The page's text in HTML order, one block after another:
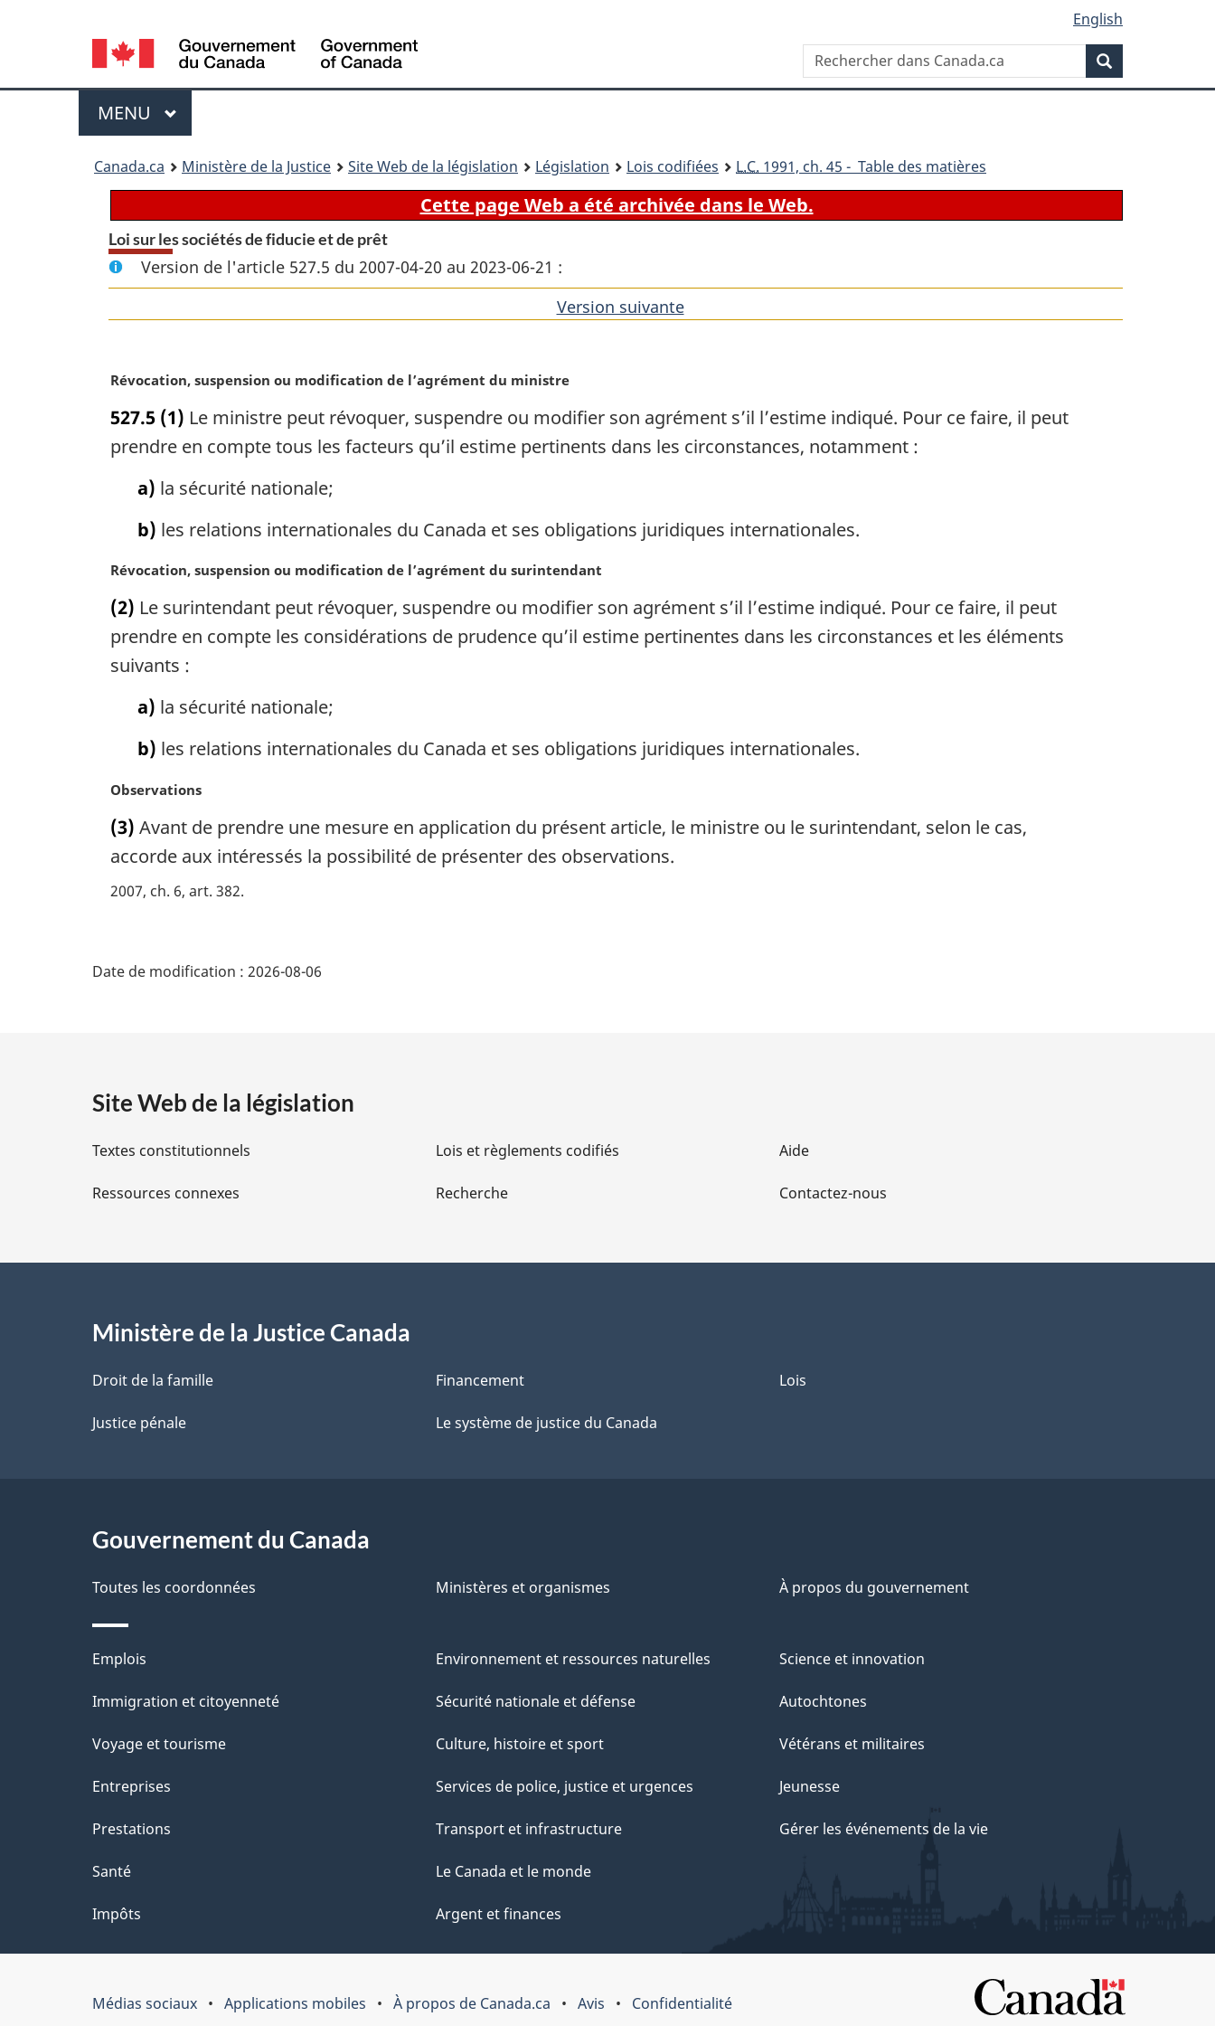
principal
À
site
version
Language
selection
English
Rechercher
dans
Canada.ca
Menu
MENU PRINCIPAL
Canada.ca Ministère de la Justice Site Web de la législation Législation Lois codifiées L.C. 1991, ch. 45 - Table des matières
Cette page Web a été archivée dans le Web.
Loi sur les sociétés de fiducie et de prêt
Version de l'article 527.5 du 2007-04-20 au 2023-06-21 :
Version suivantede
N
t
e
m
n
l
e
:
Révocation, suspension ou modification de l’agrément du ministre
527.5 (1) Le ministre peut révoquer, suspendre ou modifier son agrément s’il l’estime indiqué. Pour ce faire, il peut
prendre en compte tous les facteurs qu’il estime pertinents dans les circonstances, notamment :
a) la sécurité nationale;
b) les relations internationales du Canada et ses obligations juridiques internationales.
N
t
e
m
a
l
e
:
Révocation, suspension ou modification de l’agrément du surintendant
(2) Le surintendant peut révoquer, suspendre ou modifier son agrément s’il l’estime indiqué. Pour ce faire, il peut
prendre en compte les considérations de prudence qu’il estime pertinentes dans les circonstances et les éléments
suivants :
a) la sécurité nationale;
b) les relations internationales du Canada et ses obligations juridiques internationales.
N
t
e
a
n
Observations
(3) Avant de prendre une mesure en application du présent article, le ministre ou le surintendant, selon le cas,
accorde aux intéressés la possibilité de présenter des observations.
2007, ch. 6, art. 382
i
l
s
l
a
p
e
Date de modification : 2026-08-06
Site Web de la législation
Textes constitutionnels
Ressources connexes
Lois et règlements codifiés
Recherche
Aide
Contactez-nous
Ministère de la Justice Canada
Droit de la famille
Justice pénale
Financement
Le système de justice du Canada
Lois
Gouvernement du Canada
Toutes les coordonnées Ministères et organismes À propos du gouvernement
Thèmes
et
Emplois
Immigration et citoyenneté
Voyage et tourisme
Entreprises
Prestations
Santé
Impôts
Environnement et ressources naturelles
Sécurité nationale et défense
Culture, histoire et sport
Services de police, justice et urgences
Transport et infrastructure
Le Canada et le monde
Argent et finances
Science et innovation
Autochtones
Vétérans et militaires
Jeunesse
Gérer les événements de la vie
Médias sociaux Applications mobiles À propos de Canada.ca Avis Confidentialité